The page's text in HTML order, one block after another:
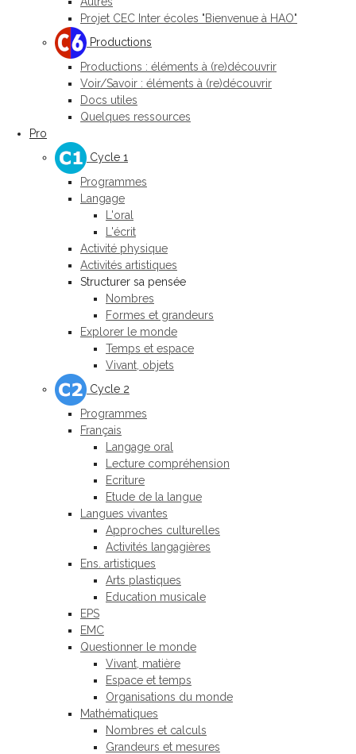
Projet CEC Inter écoles "Bienvenue à HAO"
Productions
Productions : éléments à (re)découvrir
Voir/Savoir : éléments à (re)découvrir
Docs utiles
Quelques ressources
Pro
Cycle 1
Programmes
Langage
L'oral
L'écrit
Activité physique
Activités artistiques
Structurer sa pensée
Nombres
Formes et grandeurs
Explorer le monde
Temps et espace
Vivant, objets
Cycle 2
Programmes
Français
Langage oral
Lecture compréhension
Ecriture
Etude de la langue
Langues vivantes
Approches culturelles
Activités langagières
Ens. artistiques
Arts plastiques
Education musicale
EPS
EMC
Questionner le monde
Vivant, matière
Espace et temps
Organisations du monde
Mathématiques
Nombres et calculs
Grandeurs et mesures